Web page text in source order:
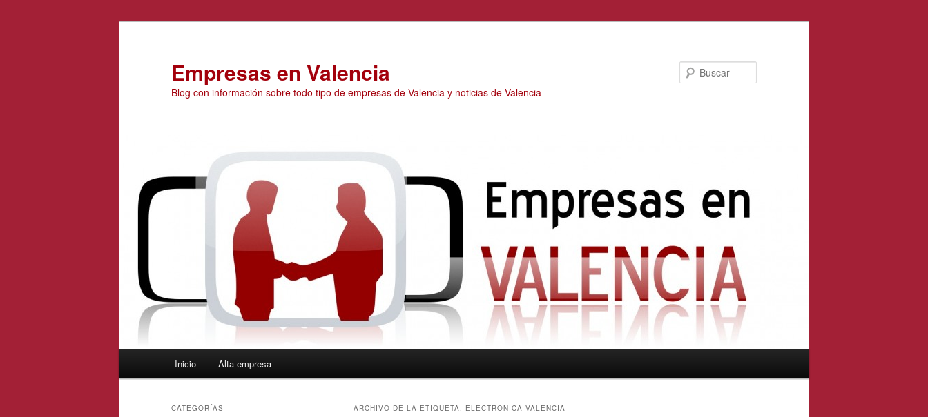
Empresas en Valencia
Blog con información sobre todo tipo de empresas de Valencia y noticias de Valencia
Inicio Alta empresa
ARCHIVO DE LA ETIQUETA: ELECTRONICA VALENCIA
CATEGORÍAS